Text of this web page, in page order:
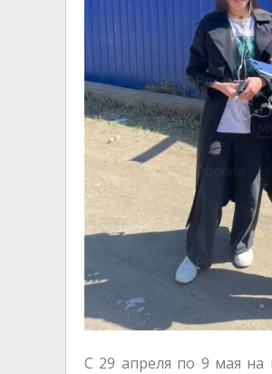
С 29 апреля по 9 мая на